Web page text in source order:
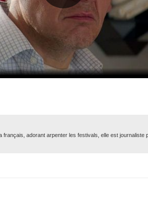
français, adorant arpenter les festivals, elle est journaliste